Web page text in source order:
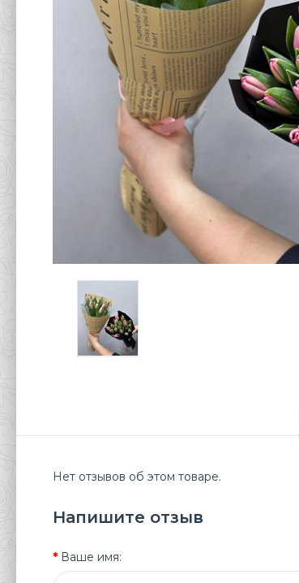
Нет отзывов об этом товаре.
Напишите отзыв
Ваше имя: